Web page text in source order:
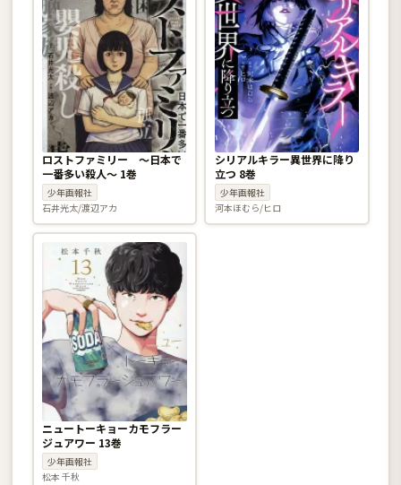
ロストファミリー 〜日本で
一番多い殺人〜 1巻
少年画報社
石井光太/渡辺アカ
シリアルキラー異世界に降り
立つ 8巻
少年画報社
河本ほむら/ヒロ
ニュートーキョーカモフラー
ジュアワー 13巻
少年画報社
松本 千秋